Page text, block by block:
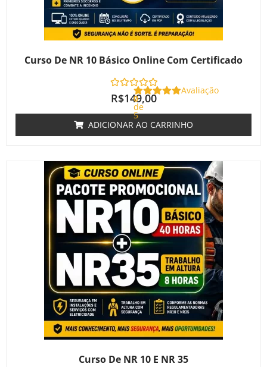
Curso De NR 10 Básico Online Com Certificado
Avaliação
0
de
5
R$149,00
ADICIONAR AO CARRINHO
Curso De NR 10 E NR 35